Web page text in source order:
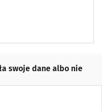
swoje dane albo nie